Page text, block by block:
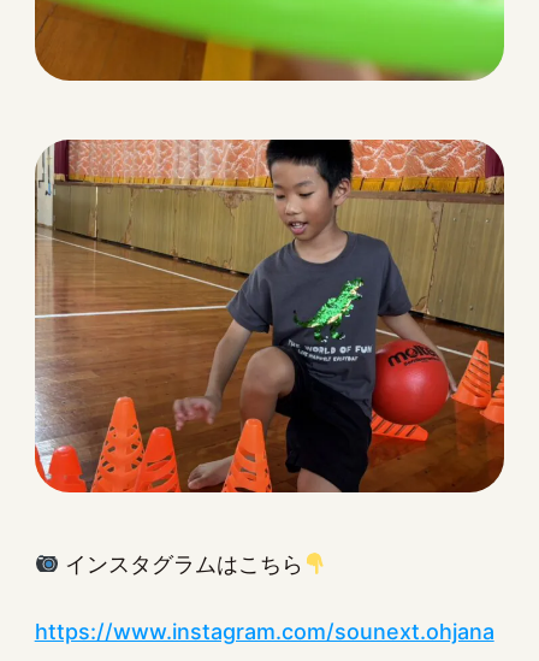
インスタグラムはこちら
https://www.instagram.com/sounext.ohjana